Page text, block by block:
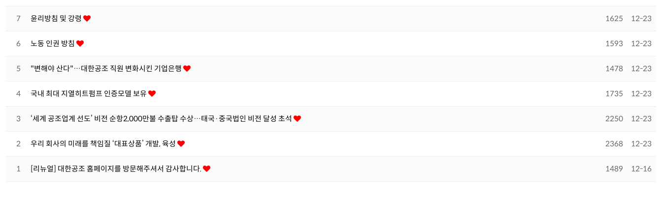
7 윤리방침 및 강령 1625 12-23
6 노동 인권 방침 1593 12-23
5 "변해야 산다"…대한공조 직원 변화시킨 기업은행 1478 12-23
4 국내 최대 지열히트펌프 인증모델 보유 1735 12-23
3 ‘세계 공조업계 선도’ 비전 순항2,000만불 수출탑 수상…태국·중국법인 비전 달성 초석 2250 12-23
2 우리 회사의 미래를 책임질 ‘대표상품’ 개발, 육성 2368 12-23
1 [리뉴얼] 대한공조 홈페이지를 방문해주셔서 감사합니다. 1489 12-16